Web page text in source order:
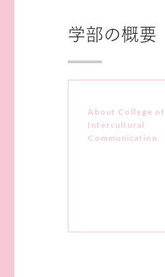
学部の概要
About College of
Intercultural
Communication